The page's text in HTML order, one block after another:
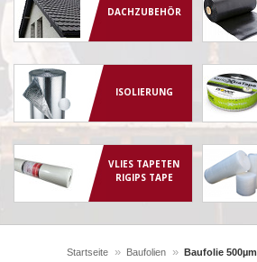
DACHZUBEHÖR
ISOLIERUNG
VLIES TAPETEN
RIGIPS TAPE
Startseite » Baufolien » Baufolie 500µm